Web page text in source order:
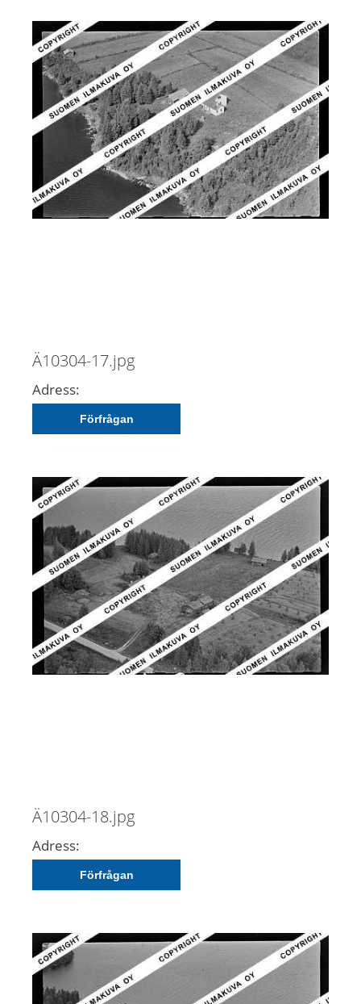
Ä10304-17.jpg
Adress:
Förfrågan
Ä10304-18.jpg
Adress:
Förfrågan